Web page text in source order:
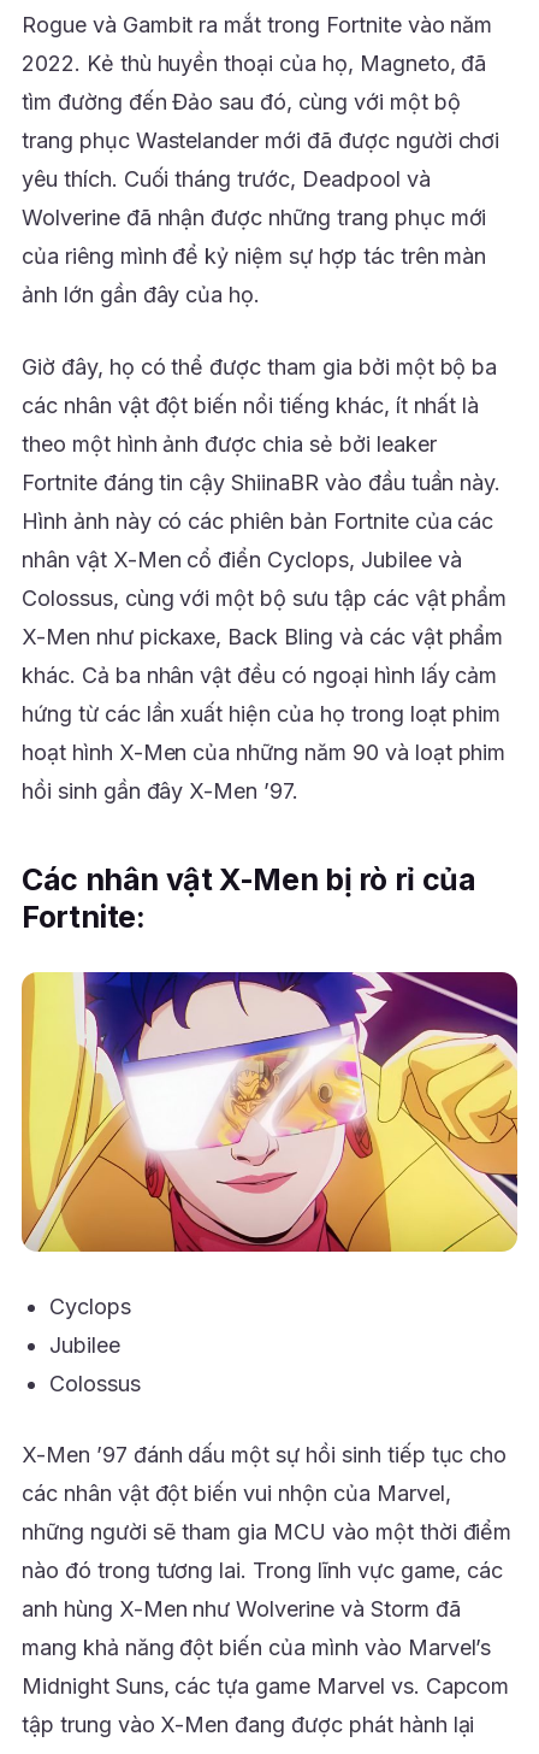
Rogue và Gambit ra mắt trong Fortnite vào năm
2022. Kẻ thù huyền thoại của họ, Magneto, đã
tìm đường đến Đảo sau đó, cùng với một bộ
trang phục Wastelander mới đã được người chơi
yêu thích. Cuối tháng trước, Deadpool và
Wolverine đã nhận được những trang phục mới
của riêng mình để kỷ niệm sự hợp tác trên màn
ảnh lớn gần đây của họ.
Giờ đây, họ có thể được tham gia bởi một bộ ba
các nhân vật đột biến nổi tiếng khác, ít nhất là
theo một hình ảnh được chia sẻ bởi leaker
Fortnite đáng tin cậy ShiinaBR vào đầu tuần này.
Hình ảnh này có các phiên bản Fortnite của các
nhân vật X-Men cổ điển Cyclops, Jubilee và
Colossus, cùng với một bộ sưu tập các vật phẩm
X-Men như pickaxe, Back Bling và các vật phẩm
khác. Cả ba nhân vật đều có ngoại hình lấy cảm
hứng từ các lần xuất hiện của họ trong loạt phim
hoạt hình X-Men của những năm 90 và loạt phim
hồi sinh gần đây X-Men ’97.
Các nhân vật X-Men bị rò rỉ của
Fortnite:
Cyclops
Jubilee
Colossus
X-Men ’97 đánh dấu một sự hồi sinh tiếp tục cho
các nhân vật đột biến vui nhộn của Marvel,
những người sẽ tham gia MCU vào một thời điểm
nào đó trong tương lai. Trong lĩnh vực game, các
anh hùng X-Men như Wolverine và Storm đã
mang khả năng đột biến của mình vào Marvel’s
Midnight Suns, các tựa game Marvel vs. Capcom
tập trung vào X-Men đang được phát hành lại